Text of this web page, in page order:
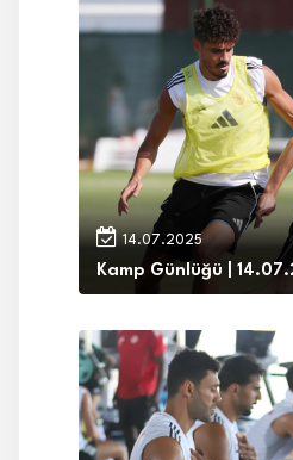
14.07.2025
Kamp Günlüğü |